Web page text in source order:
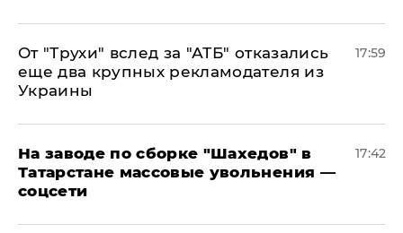
От "Трухи" вслед за "АТБ" отказались
еще два крупных рекламодателя из
Украины
17:59
На заводе по сборке "Шахедов" в
Татарстане массовые увольнения —
соцсети
17:42